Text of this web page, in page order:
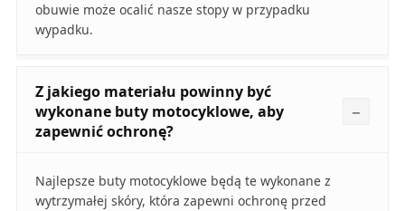
obuwie może ocalić nasze stopy w przypadku
wypadku.
Z jakiego materiału powinny być
wykonane buty motocyklowe, aby
zapewnić ochronę?
Najlepsze buty motocyklowe będą te wykonane z
wytrzymałej skóry, która zapewni ochronę przed